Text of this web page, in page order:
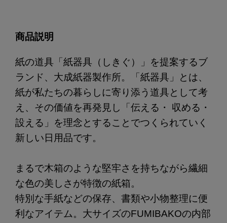
商品説明
紙の道具「紙器具（しきぐ）」を提案するブ
ランド、大成紙器製作所。「紙器具」とは、
紙が私たちの暮らしに寄り添う道具として考
え、その価値を再発見し「伝える・ 収める・
設える」を理念とすることでつくられていく
新しい日用品です。
まるで木箱のような堅牢さを持ちながら繊細
な色の美しさが特徴の紙箱。
特別な手紙などの保存、書類や小物整理に便
利なアイテム。大サイズのFUMIBAKOの内部